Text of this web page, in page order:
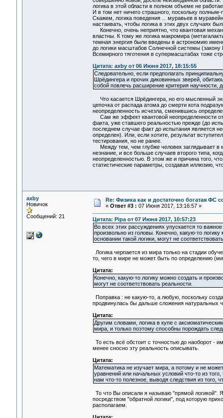
логика в этой области в полном объеме не
И в том нет ничего страшного, поскольку
Скажем, логика поведения ... муравьев в
настаивать, чтобы логика в этих двух случаях
Конечно, очень неприятно, что квантовая
властны. К тому же логика макромира
темная энергия были введены в астрономию
до логики масштабов Солнечной системы
Всемирного тяготения в супермасштабах тоже
Цитата: axby от 06 Июня 2017, 18:15:55
Следовательно, если предполагать
Шрёдингера и прочих диковинных зверей,
собой повлечь расширение критерия научности,
Что касается Шрёдингера, но его мысленный
цепочка от распада атома до смерти кота
неопределенность исчезла, сменившись
Сам же эффект квантовой неопределенности
факта, уже ставшего реальностью прежде (до
последнем случае факт до испытания является
определен). Или, если хотите, результат
тестирования, но не ранее.
Между тем, чем глубже человек заглядывает в
незнание, и все больше случаев второго типа,
неопределенностью. В этом же и причина того,
статистические параметры, создавая иллюзию,
axby
Новичок
Сообщений: 21
Re: Физика как и достаточно богатая ФС
« Ответ #3 : 07 Июня 2017, 13:16:57 »
Цитата: Pipa от 07 Июня 2017, 10:57:23
Во всех этих рассуждениях упускается то
произвольно из головы. Конечно, какую-то
основании такой логики, могут не
Логика черпается из мира только на стадии
то, чего в мире не может быть по определению
Цитата:
Конечно, какую-то логику можно создать и
могут не соответствовать реальности.
Поправка : не какую-то, а любую, поскольку
продвинулась бы дальше сложения натуральных
Цитата:
Другим словами, логика в купе с
мира, и только поэтому способны порождать
То есть всё обстоит с точностью до наоборот -
менее сносно эту реальность описывать.
Цитата:
Математика не изучает мира, а потому и не
уравнений или начальных условий что-то из
нам что-то полезное, выводя следствия из того,
То что Вы описали я называю "прямой логикой".
посредством "обратной логики", под которую
располагаем.